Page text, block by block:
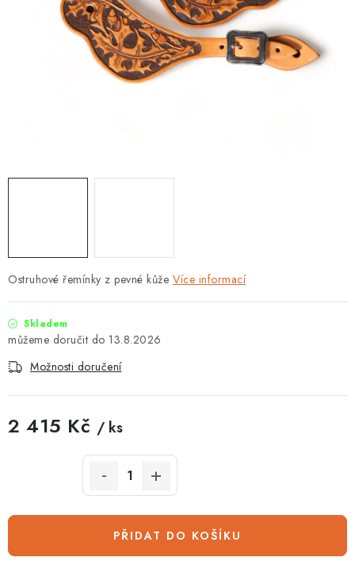
Ostruhové řemínky z pevné kůže Více informací
Skladem
13.8.2026
Možnosti doručení
2 415 Kč / ks
PŘIDAT DO KOŠÍKU